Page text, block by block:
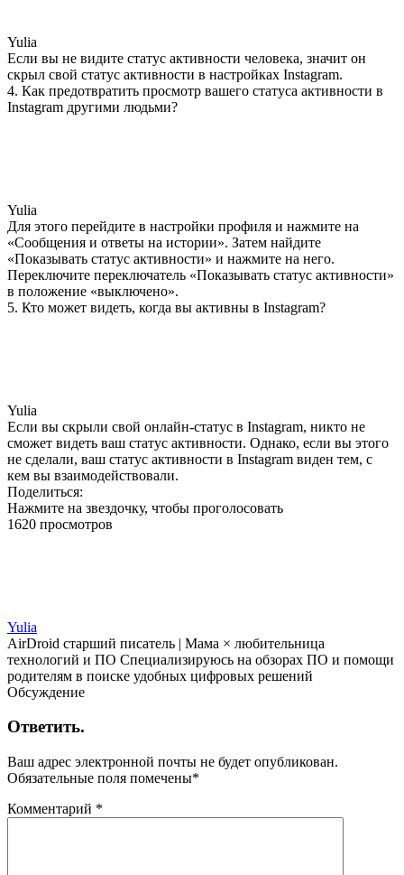
Yulia
Если вы не видите статус активности человека, значит он
скрыл свой статус активности в настройках Instagram.
4. Как предотвратить просмотр вашего статуса активности в
Instagram другими людьми?
Yulia
Для этого перейдите в настройки профиля и нажмите на
«Сообщения и ответы на истории». Затем найдите
«Показывать статус активности» и нажмите на него.
Переключите переключатель «Показывать статус активности»
в положение «выключено».
5. Кто может видеть, когда вы активны в Instagram?
Yulia
Если вы скрыли свой онлайн-статус в Instagram, никто не
сможет видеть ваш статус активности. Однако, если вы этого
не сделали, ваш статус активности в Instagram виден тем, с
кем вы взаимодействовали.
Поделиться:
Нажмите на звездочку, чтобы проголосовать
1620 просмотров
Yulia
AirDroid старший писатель | Мама × любительница
технологий и ПО Специализируюсь на обзорах ПО и помощи
родителям в поиске удобных цифровых решений
Обсуждение
Ответить.
Ваш адрес электронной почты не будет опубликован.
Обязательные поля помечены*
Комментарий *